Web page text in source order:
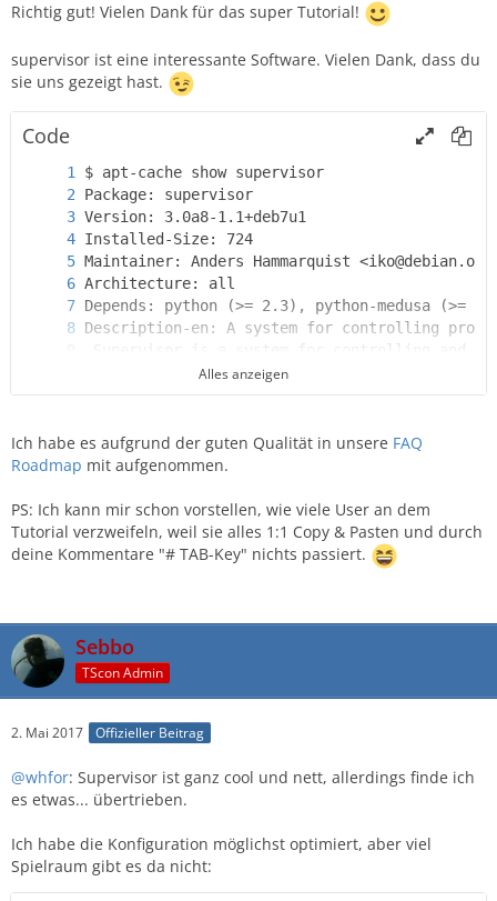
Richtig gut! Vielen Dank für das super Tutorial!
supervisor ist eine interessante Software. Vielen Dank, dass du
sie uns gezeigt hast.
Code
Alles anzeigen
Ich habe es aufgrund der guten Qualität in unsere FAQ
Roadmap mit aufgenommen.
PS: Ich kann mir schon vorstellen, wie viele User an dem
Tutorial verzweifeln, weil sie alles 1:1 Copy & Pasten und durch
deine Kommentare "# TAB-Key" nichts passiert.
Sebbo
TScon Admin
2. Mai 2017 Offizieller Beitrag
@whfor: Supervisor ist ganz cool und nett, allerdings finde ich
es etwas... übertrieben.
Ich habe die Konfiguration möglichst optimiert, aber viel
Spielraum gibt es da nicht: